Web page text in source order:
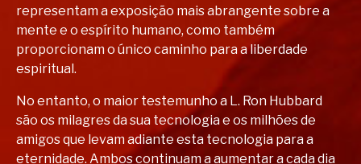
representam a exposição mais abrangente sobre a
mente e o espírito humano, como também
proporcionam o único caminho para a liberdade
espiritual.
No entanto, o maior testemunho a L. Ron Hubbard
são os milagres da sua tecnologia e os milhões de
amigos que levam adiante esta tecnologia para a
eternidade. Ambos continuam a aumentar a cada dia